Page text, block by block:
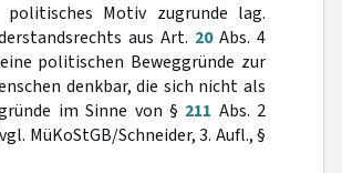
politisches Motiv zugrunde lag.
aus Art. 20Abs. 4
politischen Beweggründe zur
denkbar, die sich nicht als
im Sinne von § 211 Abs. 2
MüKoStGB/Schneider, 3. Aufl., §